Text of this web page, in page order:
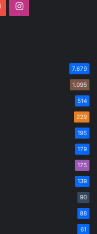
YouTubeInstagram
7.679
1.095
514
229
195
179
175
139
90
88
61